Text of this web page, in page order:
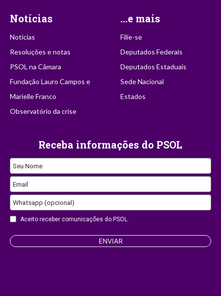
Notícias
Notícias
Resoluções e notas
PSOL na Câmara
Fundação Lauro Campos e
Marielle Franco
Observatório da crise
...e mais
Filie-se
Deputados Federais
Deputados Estaduais
Sede Nacional
Estados
Receba informações do PSOL
Contact
Email
Seu Nome
Email
Whatsapp (opcional)
Aceito receber comunicações do PSOL.
ENVIAR